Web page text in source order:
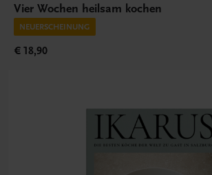
Vier Wochen heilsam kochen
NEUERSCHEINUNG
€ 18,90